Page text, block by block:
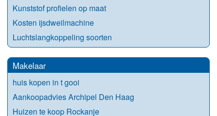
Kunststof profielen op maat
Kosten ijsdweilmachine
Luchtslangkoppeling soorten
Makelaar
huis kopen in t gooi
Aankoopadvies Archipel Den Haag
Huizen te koop Rockanje